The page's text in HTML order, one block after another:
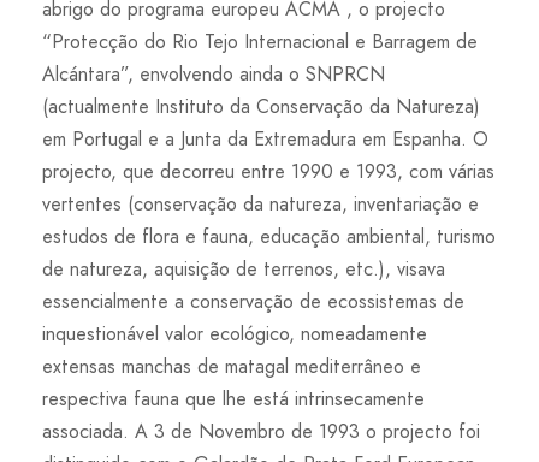
abrigo do programa europeu ACMA , o projecto
“Protecção do Rio Tejo Internacional e Barragem de
Alcántara”, envolvendo ainda o SNPRCN
(actualmente Instituto da Conservação da Natureza)
em Portugal e a Junta da Extremadura em Espanha. O
projecto, que decorreu entre 1990 e 1993, com várias
vertentes (conservação da natureza, inventariação e
estudos de flora e fauna, educação ambiental, turismo
de natureza, aquisição de terrenos, etc.), visava
essencialmente a conservação de ecossistemas de
inquestionável valor ecológico, nomeadamente
extensas manchas de matagal mediterrâneo e
respectiva fauna que lhe está intrinsecamente
associada. A 3 de Novembro de 1993 o projecto foi